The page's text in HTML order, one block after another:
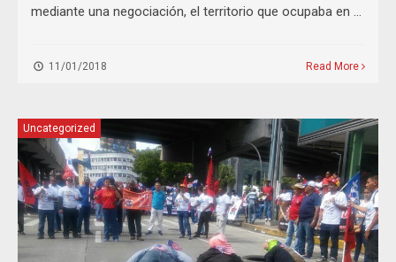
mediante una negociación, el territorio que ocupaba en …
11/01/2018 Read More
Uncategorized